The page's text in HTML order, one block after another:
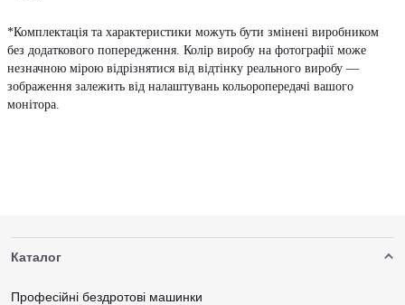
*Комплектація та характеристики можуть бути змінені виробником
без додаткового попередження. Колір виробу на фотографії може
незначною мірою відрізнятися від відтінку реального виробу —
зображення залежить від налаштувань кольоропередачі вашого
монітора.
Каталог
Професійні бездротові машинки